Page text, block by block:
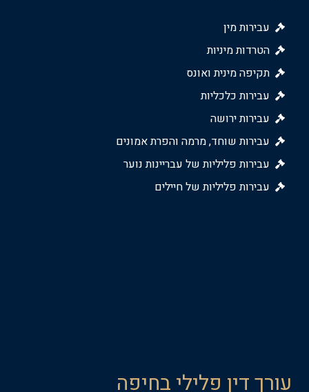
עבירות מין
הטרדות מיניות
תקיפה מינית ואונס
עבירות כלכליות
עבירות ירושה
עבירות שוחד, מרמה והפרת אמונים
עבירות פליליות של עבריינות נוער
עבירות פליליות של חיילים
עורך דין פלילי בחיפה